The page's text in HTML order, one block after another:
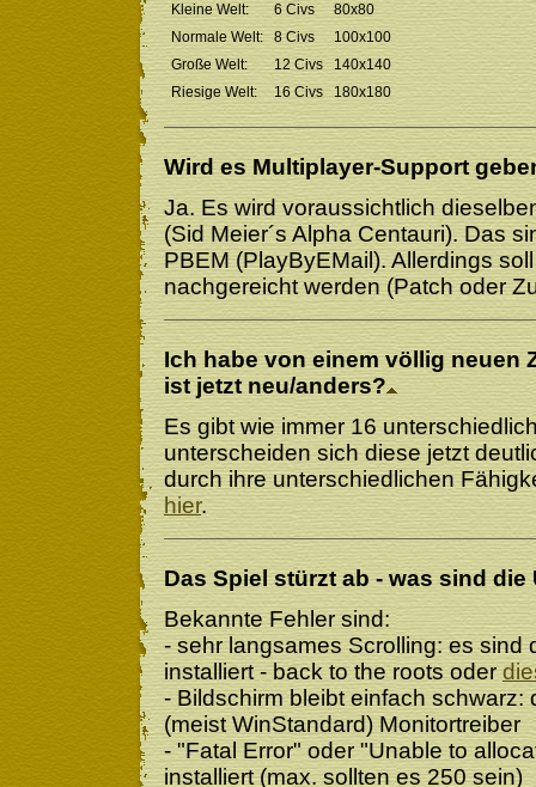
Kleine Welt:
6 Civs
80x80
Normale Welt:
8 Civs
100x100
Große Welt:
12 Civs
140x140
Riesige Welt:
16 Civs 180x180
Wird es Multiplayer-Support
Ja. Es wird voraussichtlich
(Sid Meier´s Alpha Centauri). Das
PBEM (PlayByEMail). Allerdings
nachgereicht werden (Patch oder
Ich habe von einem völlig neuen
ist jetzt neu/anders?
Es gibt wie immer 16
unterscheiden sich diese jetzt
durch ihre unterschiedlichen
hier.
Das Spiel stürzt ab - was sind die
Bekannte Fehler sind:
- sehr langsames Scrolling: es sind
installiert - back to the roots oder
- Bildschirm bleibt einfach
(meist WinStandard) Monitortreiber
- "Fatal Error" oder "Unable to
installiert (max. sollten es 250 sein)